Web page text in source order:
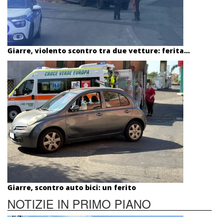
Giarre, violento scontro tra due vetture: ferita...
Giarre, scontro auto bici: un ferito
NOTIZIE IN PRIMO PIANO